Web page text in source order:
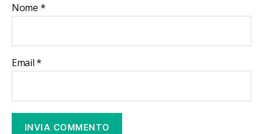
Nome *
Email*